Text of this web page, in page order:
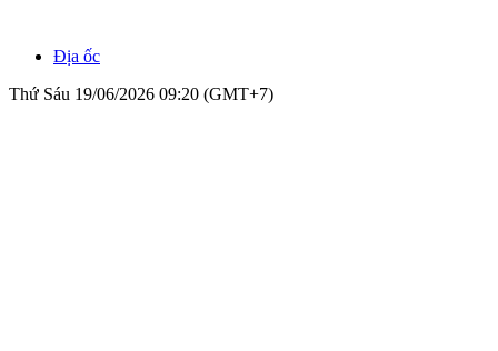
Địa ốc
Thứ Sáu 19/06/2026 09:20 (GMT+7)